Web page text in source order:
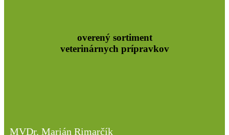
overený sortiment
veterinárnych prípravkov
MVDr. Marián Rimarčík